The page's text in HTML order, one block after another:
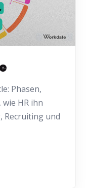
Phasen,
HR ihn
und